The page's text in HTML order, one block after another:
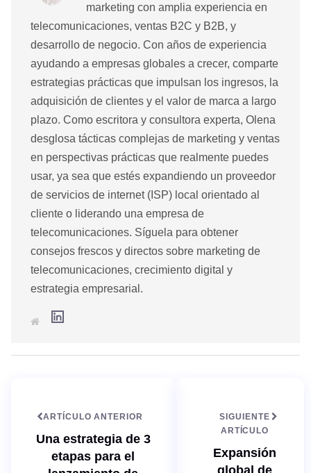
marketing con amplia experiencia en
telecomunicaciones, ventas B2C y B2B, y
desarrollo de negocio. Con años de experiencia
ayudando a empresas globales a crecer, comparte
estrategias prácticas que impulsan los ingresos, la
adquisición de clientes y el valor de marca a largo
plazo. Como escritora y consultora experta, Olena
desglosa tácticas complejas de marketing y ventas
en perspectivas prácticas que realmente puedes
usar, ya sea que estés expandiendo un proveedor
de servicios de internet (ISP) local orientado al
cliente o liderando una empresa de
telecomunicaciones. Síguela para obtener
consejos frescos y directos sobre marketing de
telecomunicaciones, crecimiento digital y
estrategia empresarial.
ARTÍCULO ANTERIOR
Una estrategia de 3
etapas para el
SIGUIENTE
ARTÍCULO
Expansión
global de